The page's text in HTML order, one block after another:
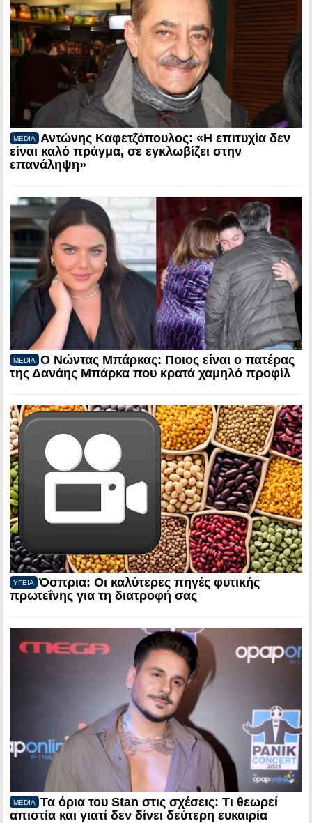
MEDIA
Αντώνης Καφετζόπουλος: «Η επιτυχία δεν
είναι καλό πράγμα, σε εγκλωβίζει στην
επανάληψη»
MEDIA
Ο Νώντας Μπάρκας: Ποιος είναι ο πατέρας
της Δανάης Μπάρκα που κρατά χαμηλό προφίλ
ΥΓΕΙΑ
Όσπρια: Οι καλύτερες πηγές φυτικής
πρωτεΐνης για τη διατροφή σας
MEDIA
Τα όρια του Stan στις σχέσεις: Τι θεωρεί
απιστία και γιατί δεν δίνει δεύτερη ευκαιρία